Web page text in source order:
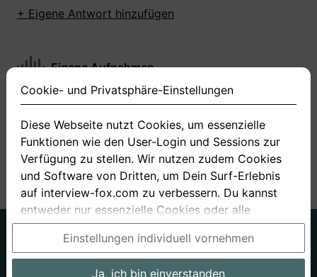
+ Eigene Antwort hinzufügen
Eigene Aufnahmen
Du hast zu dieser Frage noch keine Antworten
+ Neue Antwort aufnehmen
Über uns
Datenschutz
AGB
Bewerbungsfragen Preise
Cookie- und Privatsphäre-Einstellungen
Diese Webseite nutzt Cookies, um essenzielle
Funktionen wie den User-Login und Sessions zur
Verfügung zu stellen. Wir nutzen zudem Cookies
und Software von Dritten, um Dein Surf-Erlebnis
auf interview-fox.com zu verbessern. Du kannst
entweder nur essenzielle Cookies oder alle
Cookies akzeptieren. Du kannst Deine
Einstellungen jederzeit in unseren Cookie- und
Privatsphäre-Einstellungen ändern. Dieser Link ist
Einstellungen individuell vornehmen
Ja, ich bin einverstanden